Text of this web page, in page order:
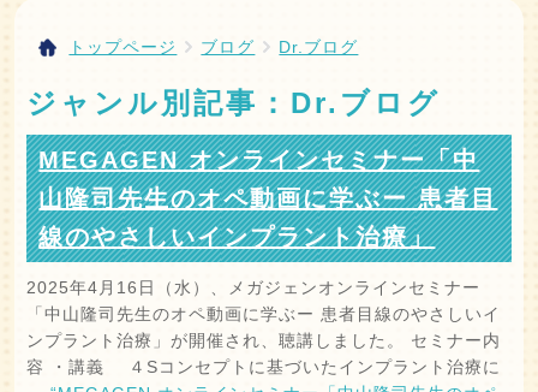
トップページ ブログ Dr.ブログ
ジャンル別記事：Dr.ブログ
MEGAGEN オンラインセミナー「中
山隆司先生のオペ動画に学ぶー 患者目
線のやさしいインプラント治療」
2025年4月16日（水）、メガジェンオンラインセミナー
「中山隆司先生のオペ動画に学ぶー 患者目線のやさしいイ
ンプラント治療」が開催され、聴講しました。 セミナー内
容 ・講義 ４Sコンセプトに基づいたインプラント治療に